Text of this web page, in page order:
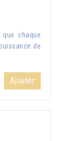
chaque
de
Ajouter